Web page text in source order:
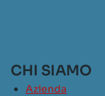
CHI SIAMO
Azienda